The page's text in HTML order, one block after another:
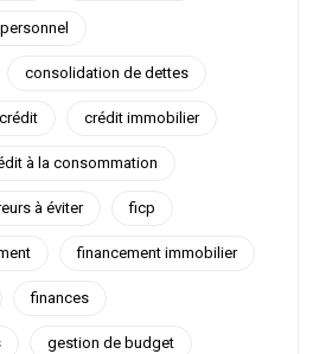
consolidation de dettes
crédit crédit immobilier
à la consommation
à éviter ficp
financement immobilier
finances
gestion de budget